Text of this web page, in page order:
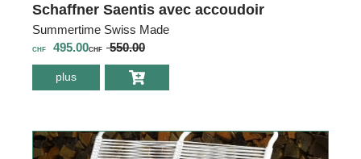
Schaffner Saentis avec accoudoir
Summertime Swiss Made
CHF 495.00CHF 550.00
plus environ Banc a
deux places a
avec accoudoir